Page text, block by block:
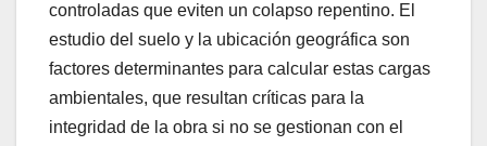
controladas que eviten un colapso repentino. El
estudio del suelo y la ubicación geográfica son
factores determinantes para calcular estas cargas
ambientales, que resultan críticas para la
integridad de la obra si no se gestionan con el